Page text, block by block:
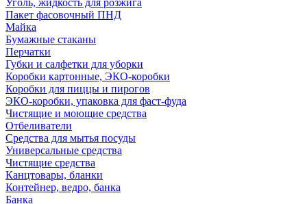
Уголь, жидкость для розжига
Пакет фасовочный ПНД
Майка
Бумажные стаканы
Перчатки
Губки и салфетки для уборки
Коробки картонные, ЭКО-коробки
Коробки для пиццы и пирогов
ЭКО-коробки, упаковка для фаст-фуда
Чистящие и моющие средства
Отбеливатели
Средства для мытья посуды
Универсальные средства
Чистящие средства
Канцтовары, бланки
Контейнер, ведро, банка
Банка